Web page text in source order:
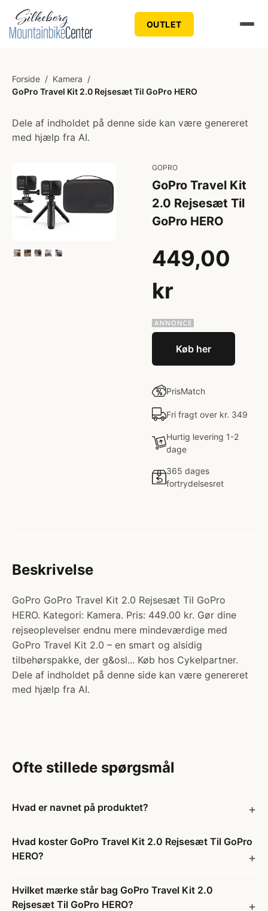
OUTLET
Forside / Kamera /
GoPro Travel Kit 2.0 Rejsesæt Til GoPro HERO
Dele af indholdet på denne side kan være genereret
med hjælp fra AI.
GOPRO
GoPro Travel Kit
2.0 Rejsesæt Til
GoPro HERO
449,00
kr
Køb her
PrisMatch
Fri fragt over kr. 349
Hurtig levering 1-2
dage
365 dages
fortrydelsesret
Beskrivelse
GoPro GoPro Travel Kit 2.0 Rejsesæt Til GoPro
HERO. Kategori: Kamera. Pris: 449.00 kr. Gør dine
rejseoplevelser endnu mere mindeværdige med
GoPro Travel Kit 2.0 – en smart og alsidig
tilbehørspakke, der g&osl... Køb hos Cykelpartner.
Dele af indholdet på denne side kan være genereret
med hjælp fra AI.
Ofte stillede spørgsmål
Hvad er navnet på produktet?
Hvad koster GoPro Travel Kit 2.0 Rejsesæt Til GoPro
HERO?
Hvilket mærke står bag GoPro Travel Kit 2.0
Rejsesæt Til GoPro HERO?